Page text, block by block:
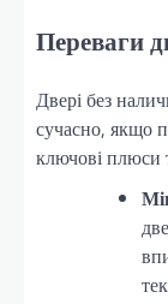
Переваги
Двері без
сучасно, якщо
ключові плюси